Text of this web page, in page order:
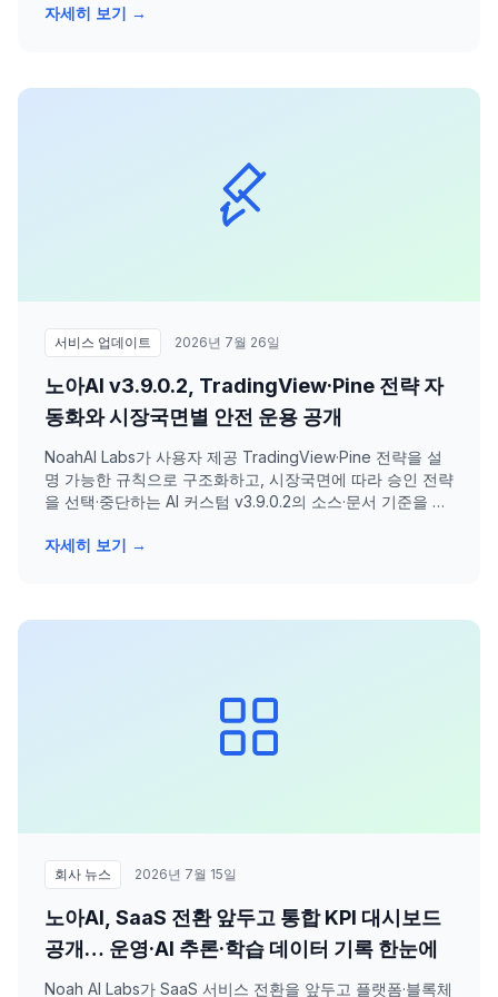
자세히 보기 →
서비스 업데이트 2026년 7월 26일
노아AI v3.9.0.2, TradingView·Pine 전략 자
동화와 시장국면별 안전 운용 공개
NoahAI Labs가 사용자 제공 TradingView·Pine 전략을 설
명 가능한 규칙으로 구조화하고, 시장국면에 따라 승인 전략
을 선택·중단하는 AI 커스텀 v3.9.0.2의 소스·문서 기준을 공
자세히 보기 →
회사 뉴스 2026년 7월 15일
노아AI, SaaS 전환 앞두고 통합 KPI 대시보드
공개… 운영·AI 추론·학습 데이터 기록 한눈에
Noah AI Labs가 SaaS 서비스 전환을 앞두고 플랫폼·블록체